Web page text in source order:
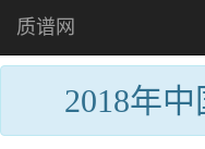
2018年
质谱网